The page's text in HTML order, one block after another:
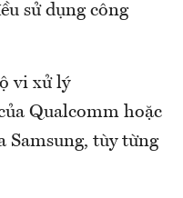
sử dụng công
vi xử lý
Qualcomm hoặc
Samsung, tùy từng